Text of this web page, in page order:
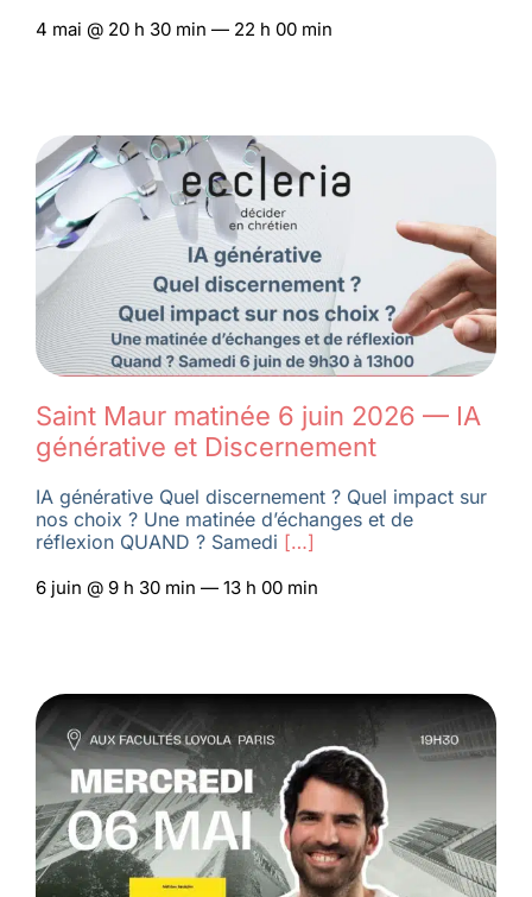
4 mai @ 20 h 30 min — 22 h 00 min
Saint Maur matinée 6 juin 2026 — IA
générative et Discernement
IA générative Quel discernement ? Quel impact sur
nos choix ? Une matinée d’échanges et de
réflexion QUAND ? Samedi […]
6 juin @ 9 h 30 min — 13 h 00 min